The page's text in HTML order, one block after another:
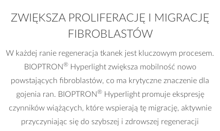
ZWIĘKSZA PROLIFERACJĘ I MIGRACJĘ
FIBROBLASTÓW
W każdej ranie regeneracja tkanek jest kluczowym procesem.
BIOPTRON®Hyperlight zwiększa mobilność nowo
powstających fibroblastów, co ma krytyczne znaczenie dla
gojenia ran. BIOPTRON®Hyperlight promuje ekspresję
czynników wiążących, które wspierają tę migrację, aktywnie
przyczyniając się do szybszej i zdrowszej regeneracji